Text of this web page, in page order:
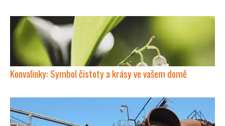
Konvalinky: Symbol čistoty a krásy ve vašem domě